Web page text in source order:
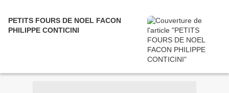
PETITS FOURS DE NOEL FACON
PHILIPPE CONTICINI